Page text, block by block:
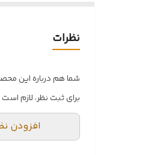
نظرات
شما هم درباره این
برای ثبت نظر، لازم
افزودن